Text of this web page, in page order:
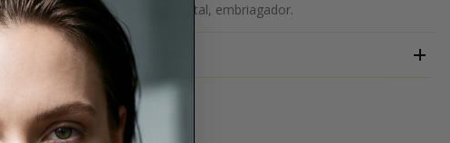
e intensa ... Un toque oriental, embriagador.
EVODY